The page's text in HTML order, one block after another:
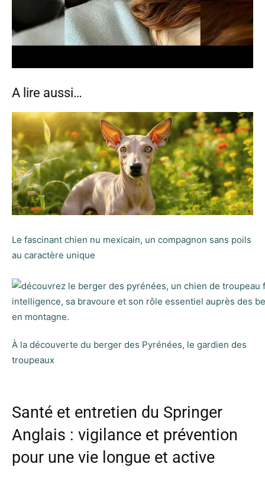
A lire aussi…
Le fascinant chien nu mexicain, un compagnon sans poils
au caractère unique
À la découverte du berger des Pyrénées, le gardien des
troupeaux
Santé et entretien du Springer
Anglais : vigilance et prévention
pour une vie longue et active